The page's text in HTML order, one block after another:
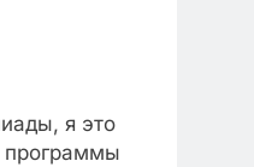
я это
программы